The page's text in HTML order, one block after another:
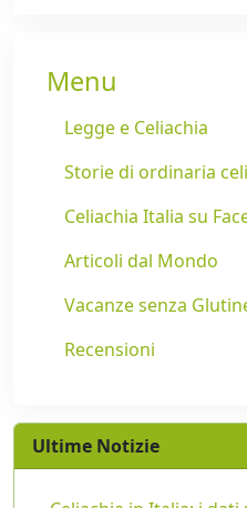
Menu
Legge e Celiachia
Storie di ordinaria
Celiachia Italia su
Articoli dal Mondo
Vacanze senza
Recensioni
Ultime Notizie